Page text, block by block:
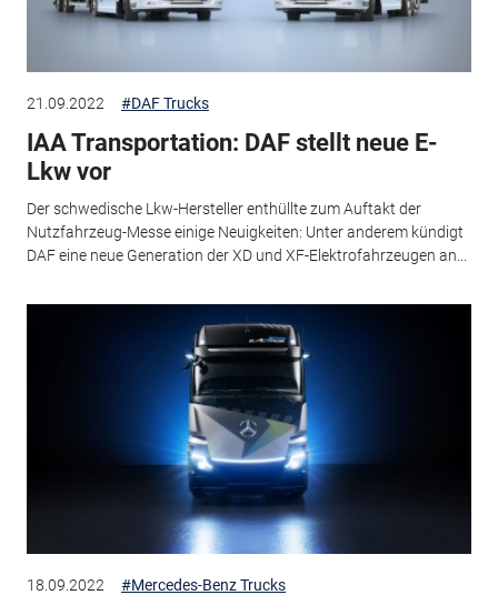
21.09.2022 #DAF Trucks
IAA Transportation: DAF stellt neue E-
Lkw vor
Der schwedische Lkw-Hersteller enthüllte zum Auftakt der
Nutzfahrzeug-Messe einige Neuigkeiten: Unter anderem kündigt
DAF eine neue Generation der XD und XF-Elektrofahrzeugen an...
18.09.2022 #Mercedes-Benz Trucks